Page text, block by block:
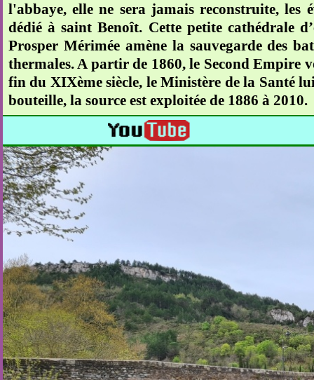
l'abbaye, elle ne sera jamais reconstruite, les
dédié à saint Benoît. Cette petite cathédrale
Prosper Mérimée amène la sauvegarde des
thermales. A partir de 1860, le Second
fin du XIXème siècle, le Ministère de la Santé
bouteille, la source est exploitée de 1886 à 2010.